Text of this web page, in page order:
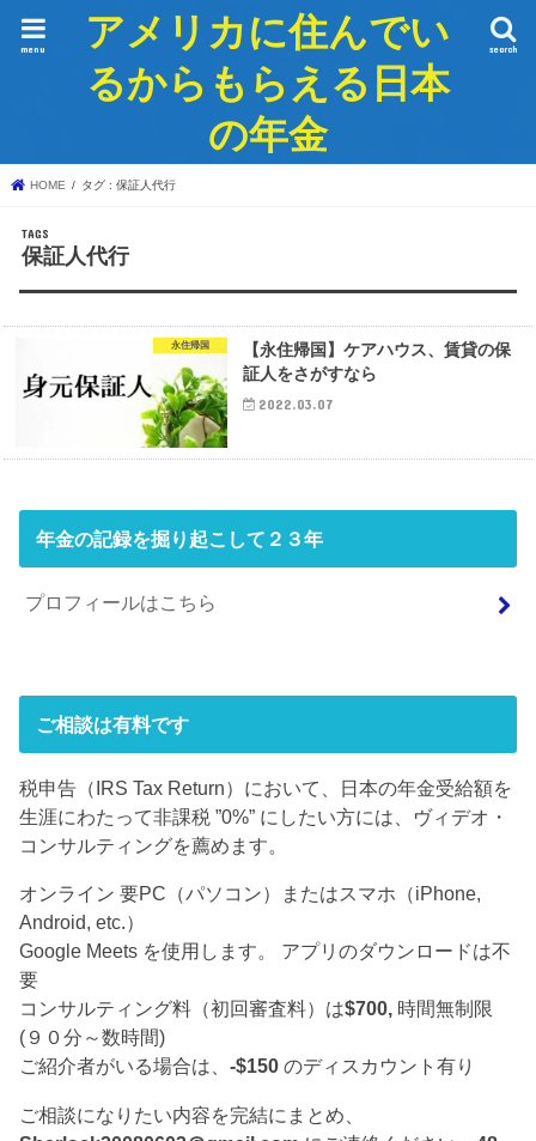
アメリカに住んでい
るからもらえる日本
の年金
search
menu
HOME タグ : 保証人代行
保証人代行
永住帰国
【永住帰国】ケアハウス、賃貸の保
証人をさがすなら
2022.03.07
年金の記録を掘り起こして２３年
プロフィールはこちら
ご相談は有料です
税申告（IRS Tax Return）において、日本の年金受給額を
生涯にわたって非課税 ”0%” にしたい方には、ヴィデオ・
コンサルティングを薦めます。
オンライン 要PC（パソコン）またはスマホ（iPhone,
Android, etc.）
Google Meets を使用します。 アプリのダウンロードは不
要
コンサルティング料（初回審査料）は$700, 時間無制限
(９０分～数時間)
ご紹介者がいる場合は、-$150 のディスカウント有り
ご相談になりたい内容を完結にまとめ、